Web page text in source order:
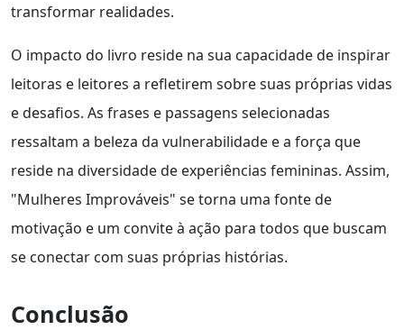
transformar realidades.
O impacto do livro reside na sua capacidade de inspirar
leitoras e leitores a refletirem sobre suas próprias vidas
e desafios. As frases e passagens selecionadas
ressaltam a beleza da vulnerabilidade e a força que
reside na diversidade de experiências femininas. Assim,
"Mulheres Improváveis" se torna uma fonte de
motivação e um convite à ação para todos que buscam
se conectar com suas próprias histórias.
Conclusão